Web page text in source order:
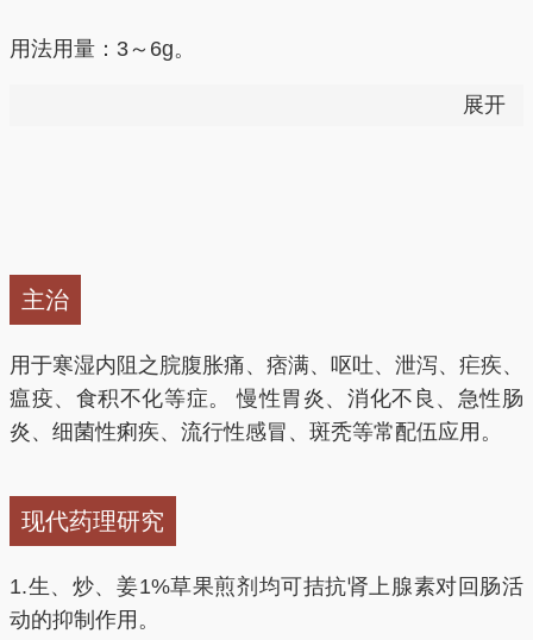
用法用量：3～6g。
1.燥湿温中（寒湿中阻症）用治寒湿偏盛之脘腹冷痛、
呕吐泄泻、舌苔浊腻，常与吴茱萸、半夏等药同用。本
品辛温燥烈，气浓味厚，功力强于草豆蔻。
2.除痰截疟（疟疾）用治疟疾，多配伍常山、槟榔等同
草果图片
展开
主治
用于寒湿内阻之脘腹胀痛、痞满、呕吐、泄泻、疟疾、
瘟疫、食积不化等症。 慢性胃炎、消化不良、急性肠
炎、细菌性痢疾、流行性感冒、斑秃等常配伍应用。
现代药理研究
1.生、炒、姜1%草果煎剂均可拮抗肾上腺素对回肠活
动的抑制作用。